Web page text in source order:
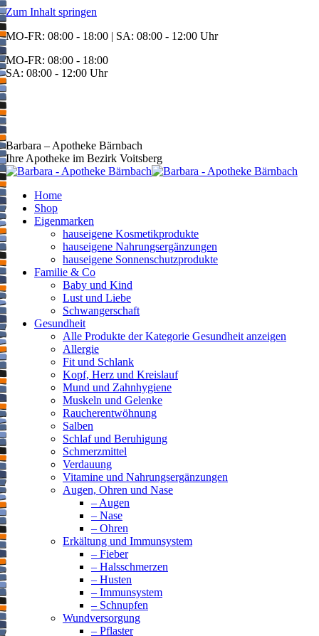
Zum Inhalt springen
MO-FR: 08:00 - 18:00 | SA: 08:00 - 12:00 Uhr
MO-FR: 08:00 - 18:00
SA: 08:00 - 12:00 Uhr
BEREITSCHAFT
+43 3142 62553
Barbara – Apotheke Bärnbach
Ihre Apotheke im Bezirk Voitsberg
Home
Shop
Eigenmarken
hauseigene Kosmetikprodukte
hauseigene Nahrungsergänzungen
hauseigene Sonnenschutzprodukte
Familie & Co
Baby und Kind
Lust und Liebe
Schwangerschaft
Gesundheit
Alle Produkte der Kategorie Gesundheit anzeigen
Allergie
Fit und Schlank
Kopf, Herz und Kreislauf
Mund und Zahnhygiene
Muskeln und Gelenke
Raucherentwöhnung
Salben
Schlaf und Beruhigung
Schmerzmittel
Verdauung
Vitamine und Nahrungsergänzungen
Augen, Ohren und Nase
– Augen
– Nase
– Ohren
Erkältung und Immunsystem
– Fieber
– Halsschmerzen
– Husten
– Immunsystem
– Schnupfen
Wundversorgung
– Pflaster